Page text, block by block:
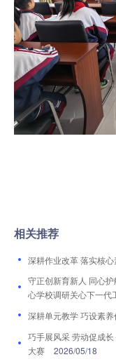
相关推荐
深耕作业改革 落实核
守正创新育新人 同心
心学校调研关心下一代
深耕单元教学 巧设素养
巧手展风采 劳动促成
大赛
2026/05/18